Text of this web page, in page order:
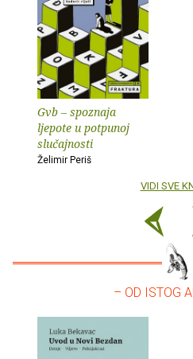
Gvb – spoznaja
ljepote u potpunoj
slučajnosti
Želimir Periš
VIDI SVE
– OD ISTOG